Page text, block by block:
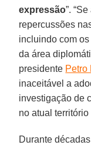
expressão”.
repercussões
incluindo com os
da área
presidente Petro
inaceitável a
investigação de
no atual
Durante